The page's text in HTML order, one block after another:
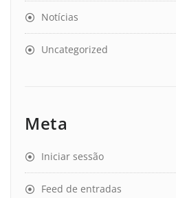
Notícias
Uncategorized
Meta
Iniciar sessão
Feed de entradas